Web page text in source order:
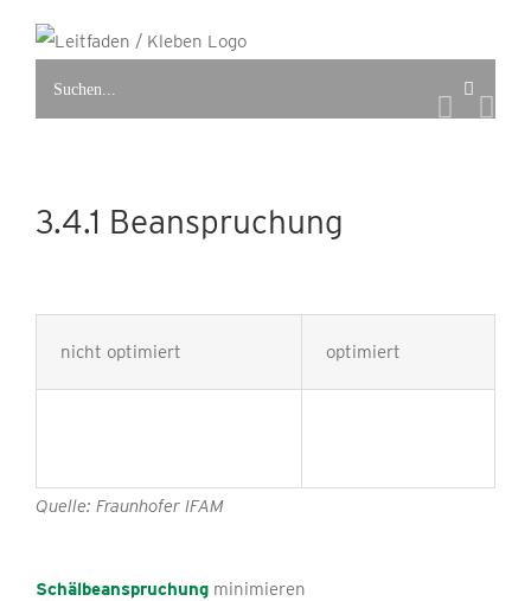
springen
3.4.1 Beanspruchung
nicht optimiert optimiert
Quelle: Fraunhofer IFAM
Schälbeanspruchung minimieren